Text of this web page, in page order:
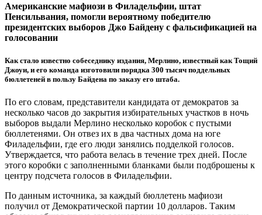
Американские мафиози в Филадельфии, штат
Пенсильвания, помогли вероятному победителю
президентских выборов Джо Байдену с фальсификацией на
голосовании
Как стало известно собеседнику издания, Мерлино, известный как Тощий
Джоуи, и его команда изготовили порядка 300 тысяч поддельных
бюллетеней в пользу Байдена по заказу его штаба.
По его словам, представители кандидата от демократов за
несколько часов до закрытия избирательных участков в ночь
выборов выдали Мерлино несколько коробок с пустыми
бюллетенями. Он отвез их в два частных дома на юге
Филадельфии, где его люди занялись подделкой голосов.
Утверждается, что работа велась в течение трех дней. После
этого коробки с заполненными бланками были подброшены к
центру подсчета голосов в Филадельфии.
По данным источника, за каждый бюллетень мафиози
получил от Демократической партии 10 долларов. Таким